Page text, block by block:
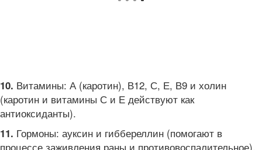
10. Витамины: А (каротин), В12, С, Е, В9 и холин
(каротин и витамины С и Е действуют как
антиоксиданты).
11. Гормоны: ауксин и гиббереллин (помогают в
процессе заживления раны и противовоспалительное).